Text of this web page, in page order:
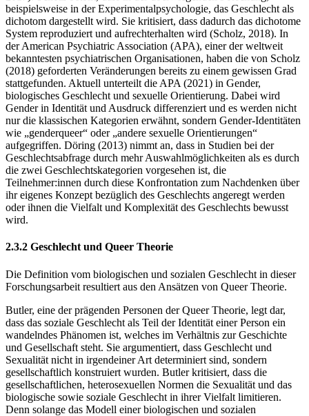
beispielsweise in der Experimentalpsychologie, das Geschlecht als
dichotom dargestellt wird. Sie kritisiert, dass dadurch das dichotome
System reproduziert und aufrechterhalten wird (Scholz, 2018). In
der American Psychiatric Association (APA), einer der weltweit
bekanntesten psychiatrischen Organisationen, haben die von Scholz
(2018) geforderten Veränderungen bereits zu einem gewissen Grad
stattgefunden. Aktuell unterteilt die APA (2021) in Gender,
biologisches Geschlecht und sexuelle Orientierung. Dabei wird
Gender in Identität und Ausdruck differenziert und es werden nicht
nur die klassischen Kategorien erwähnt, sondern Gender-Identitäten
wie „genderqueer“ oder „andere sexuelle Orientierungen“
aufgegriffen. Döring (2013) nimmt an, dass in Studien bei der
Geschlechtsabfrage durch mehr Auswahlmöglichkeiten als es durch
die zwei Geschlechtskategorien vorgesehen ist, die
Teilnehmer:innen durch diese Konfrontation zum Nachdenken über
ihr eigenes Konzept bezüglich des Geschlechts angeregt werden
oder ihnen die Vielfalt und Komplexität des Geschlechts bewusst
wird.
2.3.2 Geschlecht und Queer Theorie
Die Definition vom biologischen und sozialen Geschlecht in dieser
Forschungsarbeit resultiert aus den Ansätzen von Queer Theorie.
Butler, eine der prägenden Personen der Queer Theorie, legt dar,
dass das soziale Geschlecht als Teil der Identität einer Person ein
wandelndes Phänomen ist, welches im Verhältnis zur Geschichte
und Gesellschaft steht. Sie argumentiert, dass Geschlecht und
Sexualität nicht in irgendeiner Art determiniert sind, sondern
gesellschaftlich konstruiert wurden. Butler kritisiert, dass die
gesellschaftlichen, heterosexuellen Normen die Sexualität und das
biologische sowie soziale Geschlecht in ihrer Vielfalt limitieren.
Denn solange das Modell einer biologischen und sozialen